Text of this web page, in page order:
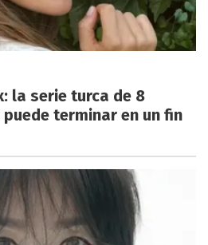
la serie turca de 8
terminar en un fin